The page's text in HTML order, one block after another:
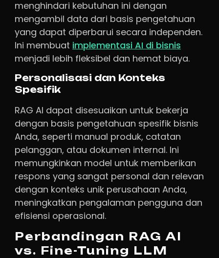
menghindari kebutuhan ini dengan
mengambil data dari basis pengetahuan
yang dapat diperbarui secara independen.
Ini membuat implementasi AI di bisnis
menjadi lebih fleksibel dan hemat biaya.
Personalisasi dan Konteks
Spesifik
RAG AI dapat disesuaikan untuk bekerja
dengan basis pengetahuan spesifik bisnis
Anda, seperti manual produk, catatan
pelanggan, atau dokumen internal. Ini
memungkinkan model untuk memberikan
respons yang sangat personal dan relevan
dengan konteks unik perusahaan Anda,
meningkatkan pengalaman pengguna dan
efisiensi operasional.
Perbandingan RAG AI
vs. Fine-Tuning LLM